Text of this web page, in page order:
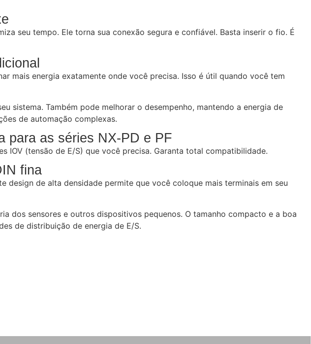
seu tempo. Ele torna sua conexão segura e confiável. Basta inserir o fio. É
mais energia exatamente onde você precisa. Isso é útil quando você tem
sistema. Também pode melhorar o desempenho, mantendo a energia de
de automação complexas.
para as séries NX-PD e PF
IOV (tensão de E/S) que você precisa. Garanta total compatibilidade.
fina
design de alta densidade permite que você coloque mais terminais em seu
dos sensores e outros dispositivos pequenos. O tamanho compacto e a boa
de distribuição de energia de E/S.